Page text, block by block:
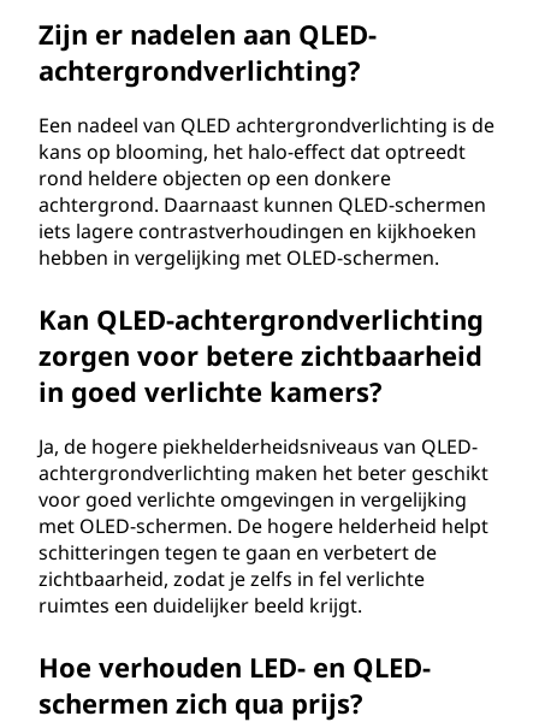
Zijn er nadelen aan QLED-
achtergrondverlichting?
Een nadeel van QLED achtergrondverlichting is de
kans op blooming, het halo-effect dat optreedt
rond heldere objecten op een donkere
achtergrond. Daarnaast kunnen QLED-schermen
iets lagere contrastverhoudingen en kijkhoeken
hebben in vergelijking met OLED-schermen.
Kan QLED-achtergrondverlichting
zorgen voor betere zichtbaarheid
in goed verlichte kamers?
Ja, de hogere piekhelderheidsniveaus van QLED-
achtergrondverlichting maken het beter geschikt
voor goed verlichte omgevingen in vergelijking
met OLED-schermen. De hogere helderheid helpt
schitteringen tegen te gaan en verbetert de
zichtbaarheid, zodat je zelfs in fel verlichte
ruimtes een duidelijker beeld krijgt.
Hoe verhouden LED- en QLED-
schermen zich qua prijs?